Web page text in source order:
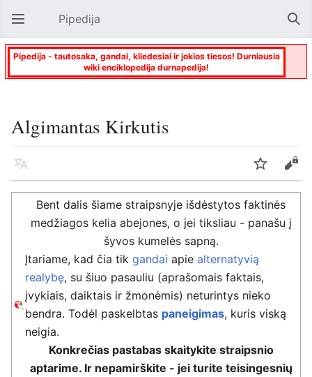
Atverti pagrindinį meniu Pipedija
Pipedija - tautosaka, gandai, kliedesiai ir jokios tiesos! Durniausia
wiki enciklopedija durnapedija!
Algimantas Kirkutis
Kalba Stebėti Keisti
Bent dalis šiame straipsnyje išdėstytos faktinės
medžiagos kelia abejones, o jei tiksliau - panašu į
šyvos kumelės sapną.
Įtariame, kad čia tikgandai apiealternatyvią
realybę, su šiuo pasauliu (aprašomais faktais,
įvykiais, daiktais ir žmonėmis) neturintys nieko
bendra. Todėl paskelbtas paneigimas, kuris viską
neigia.
Konkrečias pastabas skaitykite straipsnio
aptarime. Ir nepamirškite - jei turite teisingesnių